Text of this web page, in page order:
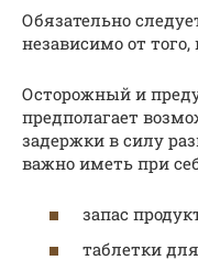
Обязательно
независимо от
Осторожный и
предполагает
задержки в силу
важно иметь при
запас
таблетки